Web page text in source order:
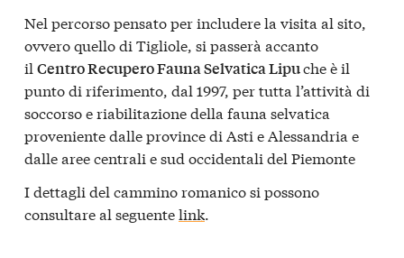
Nel percorso pensato per includere la visita al sito,
ovvero quello di Tigliole, si passerà accanto
il Centro Recupero Fauna Selvatica Lipuche è il
punto di riferimento, dal 1997, per tutta l’attività di
soccorso e riabilitazione della fauna selvatica
proveniente dalle province di Asti e Alessandria e
dalle aree centrali e sud occidentali del Piemonte
I dettagli del cammino romanico si possono
consultare al seguentelink.